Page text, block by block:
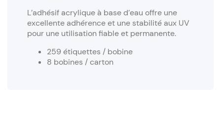
L’adhésif acrylique à base d’eau offre une
excellente adhérence et une stabilité aux UV
pour une utilisation fiable et permanente.
259 étiquettes / bobine
8 bobines / carton